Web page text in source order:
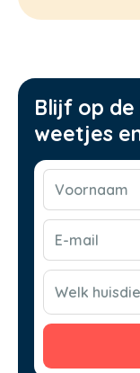
Blijf op
weetjes
mail
(Vereist)
CAPTCHA
Welk